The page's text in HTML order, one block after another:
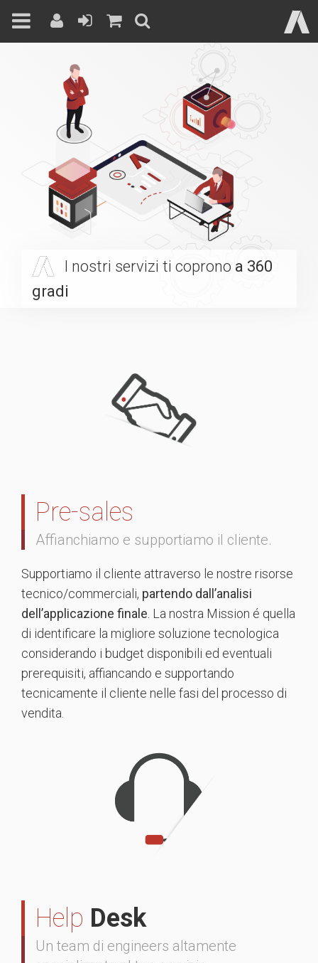
I nostri servizi ti coprono a 360
gradi
Pre-sales
Affianchiamo e supportiamo il cliente.
Supportiamo il cliente attraverso le nostre risorse
tecnico/commerciali, partendo dall’analisi
dell’applicazione finale . La nostra Mission é quella
di identificare la migliore soluzione tecnologica
considerando i budget disponibili ed eventuali
prerequisiti, affiancando e supportando
tecnicamente il cliente nelle fasi del processo di
vendita.
Help Desk
Un team di engineers altamente